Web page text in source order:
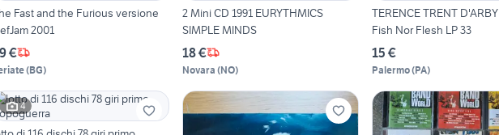
Fast and the Furious versione
2001
€
(BG)
2 Mini CD 1991 EURYTHMICS
SIMPLE MINDS
18 €
Novara (NO)
TERENCE TRENT D'ARBY Neither
Fish Nor Flesh LP 33
15 €
Palermo(PA)
4